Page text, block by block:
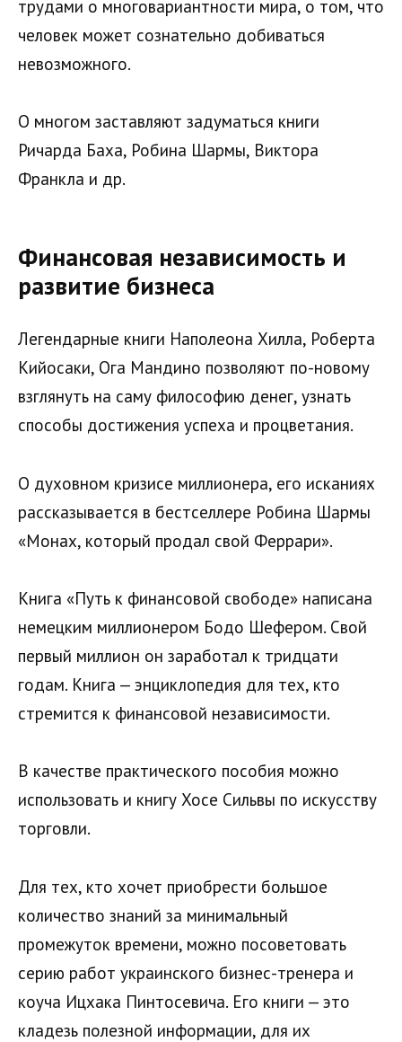
трудами о многовариантности мира, о том, что
человек может сознательно добиваться
невозможного.
О многом заставляют задуматься книги
Ричарда Баха, Робина Шармы, Виктора
Франкла и др.
Финансовая независимость и
развитие бизнеса
Легендарные книги Наполеона Хилла, Роберта
Кийосаки, Ога Мандино позволяют по-новому
взглянуть на саму философию денег, узнать
способы достижения успеха и процветания.
О духовном кризисе миллионера, его исканиях
рассказывается в бестселлере Робина Шармы
«Монах, который продал свой Феррари».
Книга «Путь к финансовой свободе» написана
немецким миллионером Бодо Шефером. Свой
первый миллион он заработал к тридцати
годам. Книга — энциклопедия для тех, кто
стремится к финансовой независимости.
В качестве практического пособия можно
использовать и книгу Хосе Сильвы по искусству
торговли.
Для тех, кто хочет приобрести большое
количество знаний за минимальный
промежуток времени, можно посоветовать
серию работ украинского бизнес-тренера и
коуча Ицхака Пинтосевича. Его книги — это
кладезь полезной информации, для их